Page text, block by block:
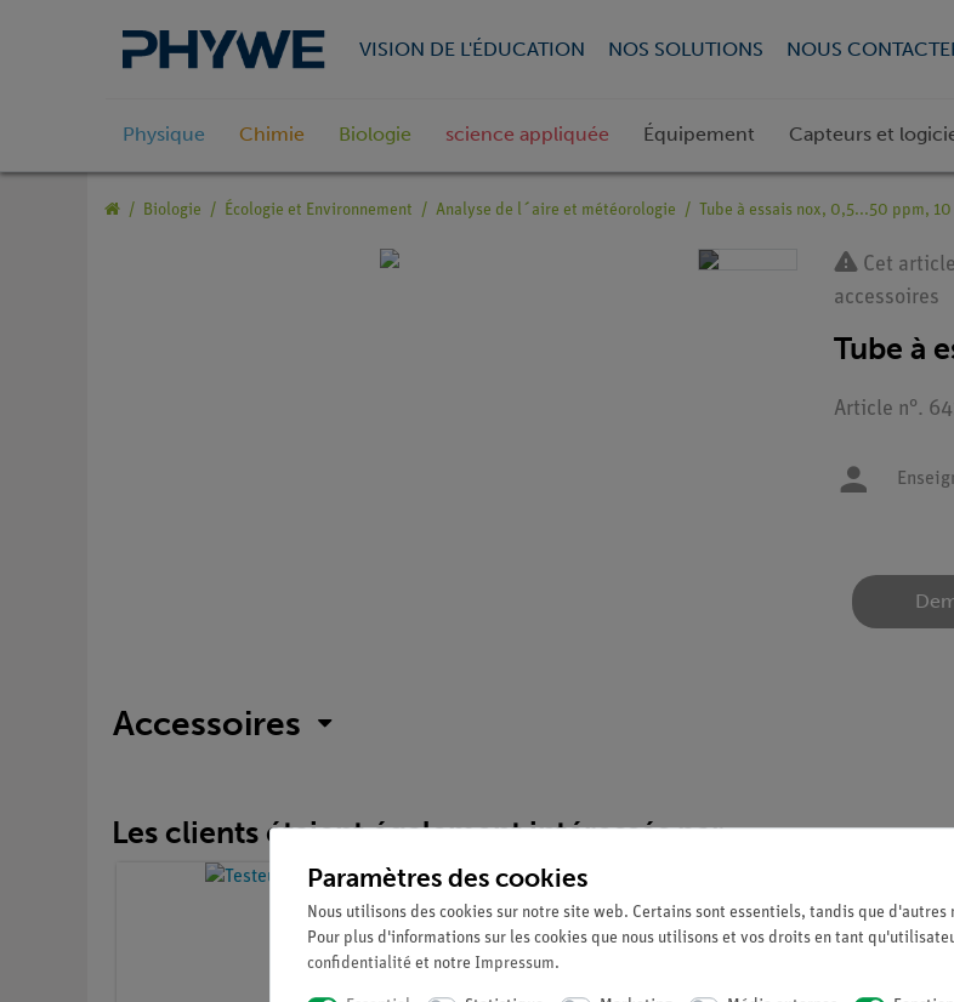
VISION DE L'ÉDUCATION NOS SOLUTIONS NOUS
Physique Chimie Biologie science appliquée Équipement Capteurs et
Biologie Écologie et Environnement Analyse de l´aire et météorologie Tube à essais nox, 0,5...50 ppm,
Cet
accessoires
Tube à
Article n°.
Accessoires
Les clients étaient également intéressés par...
Paramètres des cookies
Nous utilisons des cookies sur notre site web. Certains sont essentiels, tandis que
Pour plus d'informations sur les cookies que nous utilisons et vos droits en tant
confidentialité et notre Impressum.